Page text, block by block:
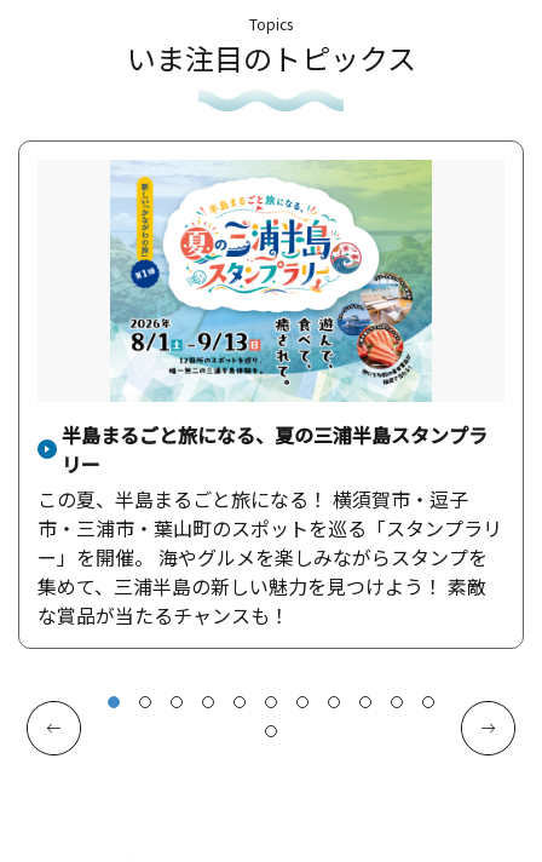
Topics
いま注目のトピックス
半島まるごと旅になる、夏の三浦半島スタンプラ
リー
この夏、半島まるごと旅になる！ 横須賀市・逗子
市・三浦市・葉山町のスポットを巡る「スタンプラリ
ー」を開催。 海やグルメを楽しみながらスタンプを
集めて、三浦半島の新しい魅力を見つけよう！ 素敵
な賞品が当たるチャンスも！